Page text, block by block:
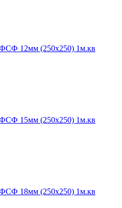
ФСФ 12мм (250х250) 1м.кв
ФСФ 15мм (250х250) 1м.кв
ФСФ 18мм (250х250) 1м.кв